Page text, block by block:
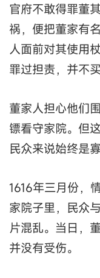
官府不敢得罪董
祸，便把董家有
人面前对其使用
罪过担责，并不
董家人担心他们
镖看守家院。但
民众来说始终是
1616年三月份，
家院子里，民众
片混乱。当日，
并没有受伤。